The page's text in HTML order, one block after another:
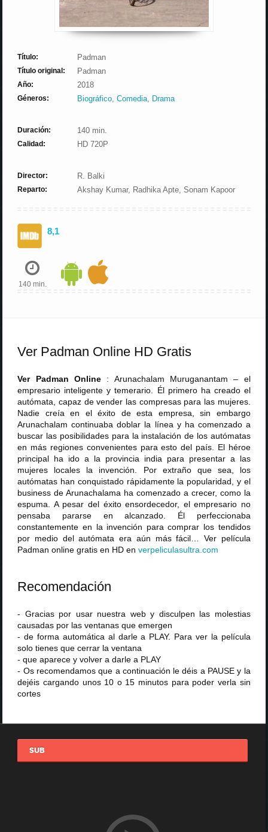
Título: Padman
Título original: Padman
Año: 2018
Géneros: Biográfico,Comedia, Drama
Duración: 140 min.
Calidad: HD 720P
Director: R. Balki
Reparto: Akshay Kumar, Radhika Apte, Sonam Kapoor
8,1
140 min.
Ver Padman Online HD Gratis
Ver Padman Online : Arunachalam Muruganantam – el
empresario inteligente y temerario. Él primero ha creado el
autómata, capaz de vender las compresas para las mujeres.
Nadie creía en el éxito de esta empresa, sin embargo
Arunachalam continuaba doblar la línea y ha comenzado a
buscar las posibilidades para la instalación de los autómatas
en más regiones convenientes para esto del país. El héroe
principal ha ido a la provincia india para presentar a las
mujeres locales la invención. Por extraño que sea, los
autómatas han conquistado rápidamente la popularidad, y el
business de Arunachalama ha comenzado a crecer, como la
espuma. A pesar del éxito ensordecedor, el empresario no
pensaba pararse en alcanzado. Él perfeccionaba
constantemente en la invención para comprar los tendidos
por medio del autómata era aún más fácil… Ver película
Padman online gratis en HD enverpeliculasultra .com
Recomendación
- Gracias por usar nuestra web y disculpen las molestias
causadas por las ventanas que emergen
- de forma automática al darle a PLAY. Para ver la película
solo tienes que cerrar la ventana
- que aparece y volver a darle a PLAY
- Os recomendamos que a continuación le déis a PAUSE y la
dejéis cargando unos 10 o 15 minutos para poder verla sin
cortes
SUB